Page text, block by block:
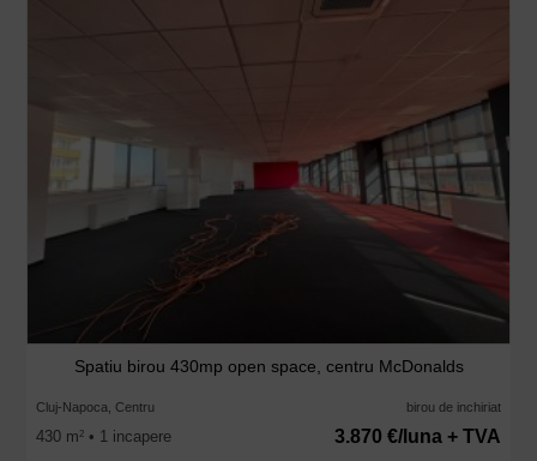
Spatiu birou 430mp open space, centru McDonalds
Cluj-Napoca, Centru birou de inchiriat
430 m2 • 1 incapere 3.870 €/luna + TVA